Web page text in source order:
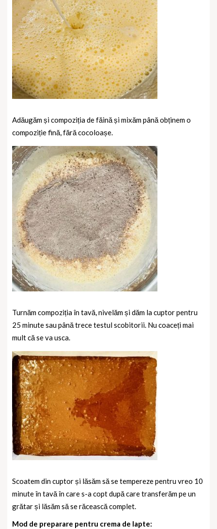
Adăugăm și compoziția de făină și mixăm până obținem o
compoziție fină, fără cocoloașe.
Turnăm compoziția în tavă, nivelăm și dăm la cuptor pentru
25 minute sau până trece testul scobitorii. Nu coaceți mai
mult că se va usca.
Scoatem din cuptor și lăsăm să se tempereze pentru vreo 10
minute în tavă în care s-a copt după care transferăm pe un
grătar și lăsăm să se răcească complet.
Mod de preparare pentru crema de lapte: